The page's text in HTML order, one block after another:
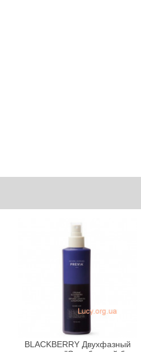
BLACKBERRY Двухфазный